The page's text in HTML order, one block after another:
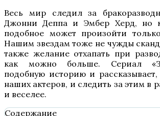
Весь мир следил за
Джонни Деппа и Эмбер Херд, но
подобное может произойти
Нашим звездам тоже не чужды
также желание отхапать при
как можно больше. Сериал
подобную историю и
наших актеров, и следить за этим в
и веселее.
Содержание